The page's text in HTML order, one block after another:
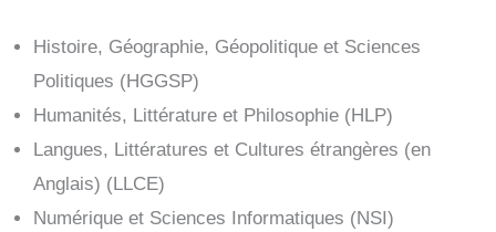
Histoire, Géographie, Géopolitique et Sciences
Politiques (HGGSP)
Humanités, Littérature et Philosophie (HLP)
Langues, Littératures et Cultures étrangères (en
Anglais) (LLCE)
Numérique et Sciences Informatiques (NSI)